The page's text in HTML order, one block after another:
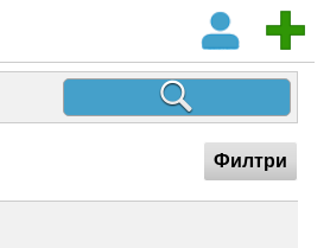
Филтри